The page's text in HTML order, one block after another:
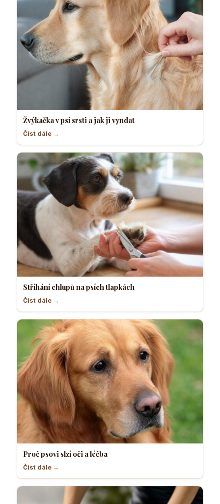
Žvýkačka v psí srsti a jak ji vyndat
Číst dále →
Stříhání chlupů na psích tlapkách
Číst dále →
Proč psovi slzí oči a léčba
Číst dále →